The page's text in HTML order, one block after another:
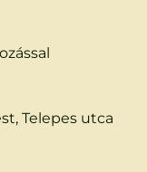
Telepes utca